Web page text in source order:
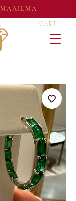
CART